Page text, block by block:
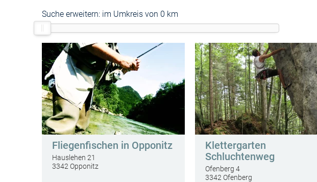
Suche erweitern: im Umkreis von 0 km
Fliegenfischen in Opponitz
Hauslehen 21
3342 Opponitz
Klettergarten
Schluchtenweg
Ofenberg 4
3342 Ofenberg